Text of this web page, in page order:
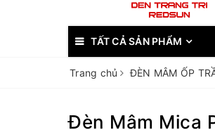
TẤT CẢ SẢN PHẨM
Trang chủ ĐÈN MÂM ỐP
Đèn Mâm Mica